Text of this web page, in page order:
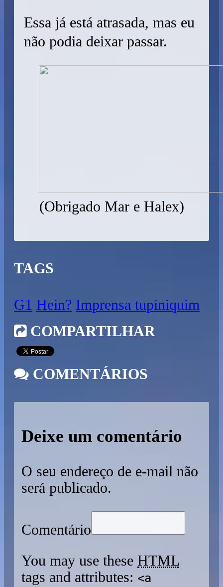
Essa já está atrasada, mas eu
não podia deixar passar.
(Obrigado Mar e Halex)
TAGS
G1 Hein? Imprensa tupiniquim
COMPARTILHAR
COMENTÁRIOS
Deixe um comentário
O seu endereço de e-mail não
será publicado.
Comentário
You may use these HTML
tags and attributes: <a